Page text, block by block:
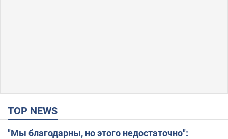
TOP NEWS
"Мы благодарны, но этого недостаточно":